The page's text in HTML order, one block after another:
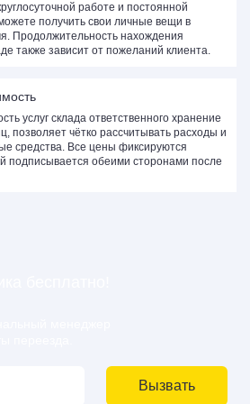
работе и постоянной
получить свои личные вещи в
Продолжительность нахождения
также зависит от пожеланий клиента.
услуг склада ответственного хранение
позволяет чётко рассчитывать расходы и
средства. Все цены фиксируются
подписывается обеими сторонами после
Вызвать